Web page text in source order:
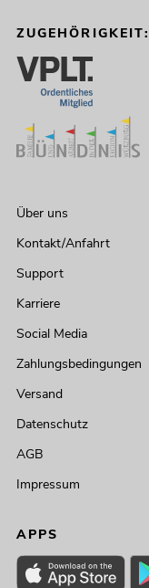
ZUGEHÖRIGKEIT:
Über uns
Kontakt/Anfahrt
Support
Karriere
Social Media
Zahlungsbedingungen
Versand
Datenschutz
AGB
Impressum
APPS